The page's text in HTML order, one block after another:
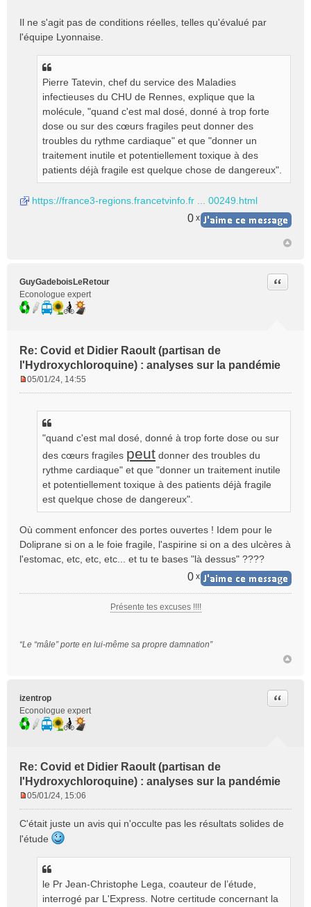
Il ne s'agit pas de conditions réelles, telles qu'évalué par
l'équipe Lyonnaise.
Pierre Tatevin, chef du service des Maladies
infectieuses du CHU de Rennes, explique que la
molécule, "quand c'est mal dosé, donné à trop forte
dose ou sur des cœurs fragiles peut donner des
troubles du rythme cardiaque" et que "donner un
traitement inutile et potentiellement toxique à des
patients déjà fragile est quelque chose de dangereux".
https://france3-regions.francetvinfo.fr ... 00249.html
0 x
GuyGadeboisLeRetour
Econologue expert
Re: Covid et Didier Raoult (partisan de
l'Hydroxychloroquine) : analyses sur la pandémie
Citer
u
05/01/24, 14:55
"quand c'est mal dosé, donné à trop forte dose ou sur
des cœurs fragiles peut donner des troubles du
rythme cardiaque" et que "donner un traitement inutile
et potentiellement toxique à des patients déjà fragile
est quelque chose de dangereux".
Où comment enfoncer des portes ouvertes ! Idem pour le
Doliprane si on a le foie fragile, l'aspirine si on a des ulcères à
l'estomac, etc, etc, etc... et tu te bases "là dessus" ????
0 x
Présente tes excuses !!!!
“Le “mâle” porte en lui-même sa propre damnation”
izentrop
Econologue expert
Re: Covid et Didier Raoult (partisan de
l'Hydroxychloroquine) : analyses sur la pandémie
Citer
s
s
05/01/24, 15:06
C'était juste un avis qui n'occulte pas les résultats solides de
l'étude
le Pr Jean-Christophe Lega, coauteur de l’étude,
interrogé par L'Express. Notre certitude concernant la